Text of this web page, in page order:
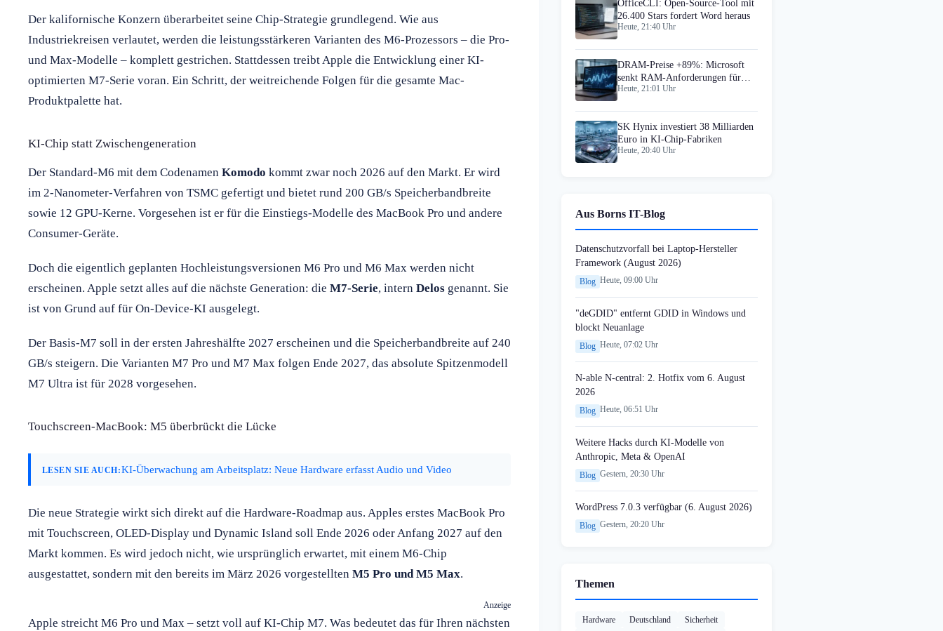
Der kalifornische Konzern überarbeitet seine Chip-Strategie grundlegend. Wie aus
Industriekreisen verlautet, werden die leistungsstärkeren Varianten des M6-Prozessors – die Pro-
und Max-Modelle – komplett gestrichen. Stattdessen treibt Apple die Entwicklung einer KI-
optimierten M7-Serie voran. Ein Schritt, der weitreichende Folgen für die gesamte Mac-
Produktpalette hat.
KI-Chip statt Zwischengeneration
Der Standard-M6 mit dem Codenamen Komodo kommt zwar noch 2026 auf den Markt. Er wird
im 2-Nanometer-Verfahren von TSMC gefertigt und bietet rund 200 GB/s Speicherbandbreite
sowie 12 GPU-Kerne. Vorgesehen ist er für die Einstiegs-Modelle des MacBook Pro und andere
Consumer-Geräte.
Doch die eigentlich geplanten Hochleistungsversionen M6 Pro und M6 Max werden nicht
erscheinen. Apple setzt alles auf die nächste Generation: die M7-Serie, intern Delos genannt. Sie
ist von Grund auf für On-Device-KI ausgelegt.
Der Basis-M7 soll in der ersten Jahreshälfte 2027 erscheinen und die Speicherbandbreite auf 240
GB/s steigern. Die Varianten M7 Pro und M7 Max folgen Ende 2027, das absolute Spitzenmodell
M7 Ultra ist für 2028 vorgesehen.
Touchscreen-MacBook: M5 überbrückt die Lücke
LESEN SIE AUCH:KI-Überwachung am Arbeitsplatz: Neue Hardware erfasst Audio und Video
Die neue Strategie wirkt sich direkt auf die Hardware-Roadmap aus. Apples erstes MacBook Pro
mit Touchscreen, OLED-Display und Dynamic Island soll Ende 2026 oder Anfang 2027 auf den
Markt kommen. Es wird jedoch nicht, wie ursprünglich erwartet, mit einem M6-Chip
ausgestattet, sondern mit den bereits im März 2026 vorgestellten M5 Pro und M5 Max.
Anzeige
Apple streicht M6 Pro und Max – setzt voll auf KI-Chip M7. Was bedeutet das für Ihren nächsten
OfficeCLI: Open-Source-Tool mit
26.400 Stars fordert Word heraus
Heute, 21:40 Uhr
DRAM-Preise +89%: Microsoft
senkt RAM-Anforderungen für
Windows 11
Heute, 21:01 Uhr
SK Hynix investiert 38 Milliarden
Euro in KI-Chip-Fabriken
Heute, 20:40 Uhr
Aus Borns IT-Blog
Datenschutzvorfall bei Laptop-Hersteller
Framework (August 2026)
Blog Heute, 09:00 Uhr
"deGDID" entfernt GDID in Windows und
blockt Neuanlage
Blog Heute, 07:02 Uhr
N-able N-central: 2. Hotfix vom 6. August
2026
Blog Heute, 06:51 Uhr
Weitere Hacks durch KI-Modelle von
Anthropic, Meta & OpenAI
Blog Gestern, 20:30 Uhr
WordPress 7.0.3 verfügbar (6. August 2026)
Blog Gestern, 20:20 Uhr
Themen
Hardware Deutschland Sicherheit